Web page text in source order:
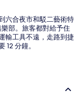
六合夜市和駁二藝術特
部。旅客都對給予住
輸工具不遠，走路到捷
分鐘。